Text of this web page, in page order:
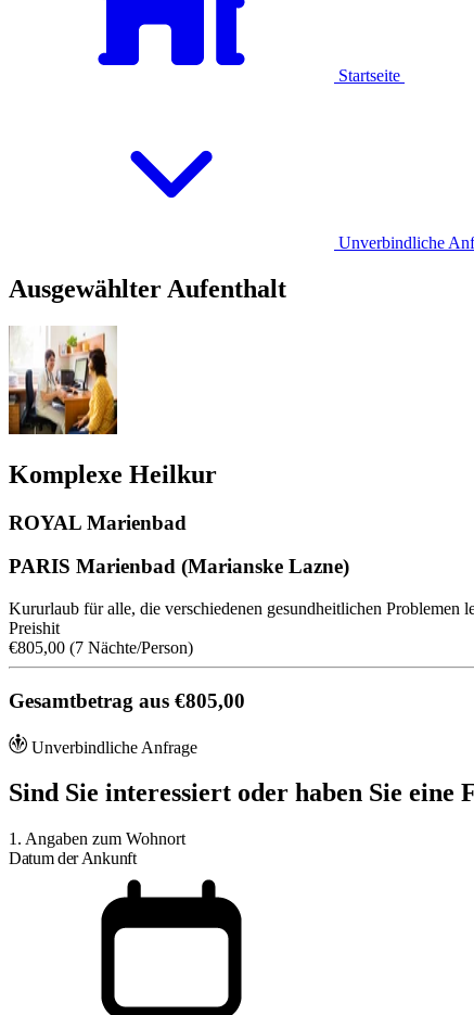
Startseite
Unverbindliche
Ausgewählter Aufenthalt
Komplexe Heilkur
ROYAL Marienbad
PARIS Marienbad (Marianske Lazne)
Kururlaub für alle, die verschiedenen gesundheitlichen Problemen
Preishit
€805,00 (7 Nächte/Person)
Gesamtbetrag aus €805,00
Unverbindliche Anfrage
Sind Sie interessiert oder haben Sie
1. Angaben zum Wohnort
Datum der Ankunft